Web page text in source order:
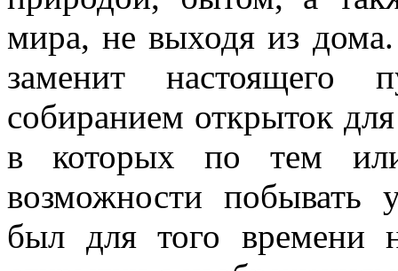
мира, не выходя из
заменит настоящего
собиранием открыток
в которых по тем
возможности побывать
был для того времени